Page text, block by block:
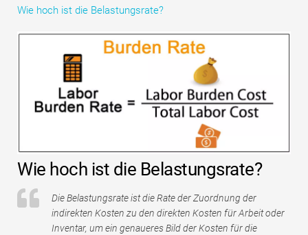
Tutorials zur Finanzmodellierung
Vollständige Form
Risikomanagement-Tutorials
Wie hoch ist die Belastungsrate?
Wie hoch ist die Belastungsrate?
Die Belastungsrate ist die Rate der Zuordnung der
indirekten Kosten zu den direkten Kosten für Arbeit oder
Inventar, um ein genaueres Bild der Kosten für die